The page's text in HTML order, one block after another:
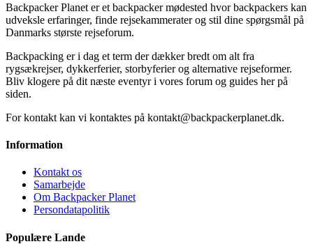
Backpacker Planet er et backpacker mødested hvor backpackers kan
udveksle erfaringer, finde rejsekammerater og stil dine spørgsmål på
Danmarks største rejseforum.
Backpacking er i dag et term der dækker bredt om alt fra
rygsækrejser, dykkerferier, storbyferier og alternative rejseformer.
Bliv klogere på dit næste eventyr i vores forum og guides her på
siden.
For kontakt kan vi kontaktes på kontakt@backpackerplanet.dk.
Information
Kontakt os
Samarbejde
Om Backpacker Planet
Persondatapolitik
Populære Lande